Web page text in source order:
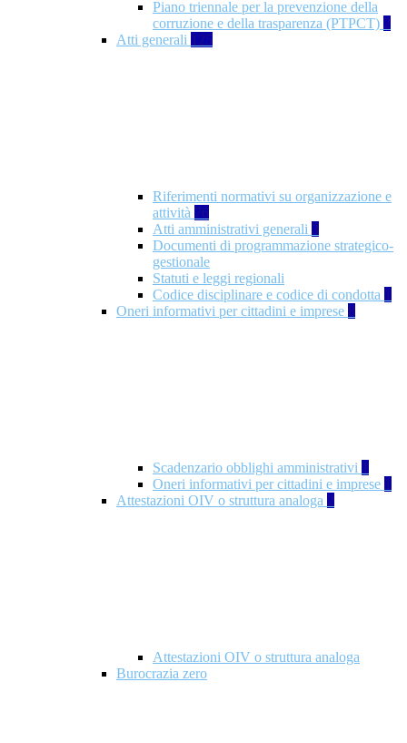
Piano triennale per la prevenzione della
corruzione e della trasparenza (PTPCT) 2
Atti generali 125
Riferimenti normativi su organizzazione e
attività 76
Atti amministrativi generali 3
Documenti di programmazione strategico-
gestionale
Statuti e leggi regionali
Codice disciplinare e codice di condotta 1
Oneri informativi per cittadini e imprese 8
Scadenzario obblighi amministrativi 1
Oneri informativi per cittadini e imprese 1
Attestazioni OIV o struttura analoga 2
Attestazioni OIV o struttura analoga
Burocrazia zero